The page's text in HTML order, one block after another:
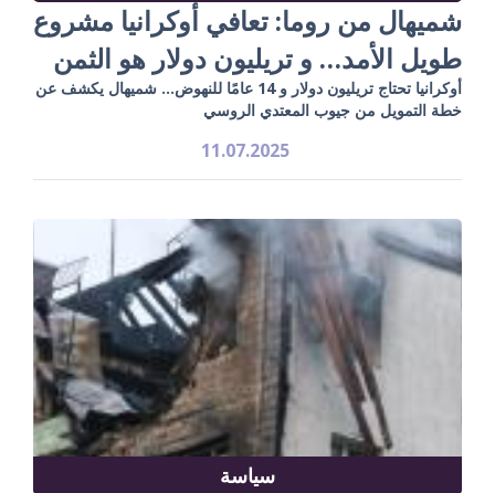
شميهال من روما: تعافي أوكرانيا مشروع
طويل الأمد… و تريليون دولار هو الثمن
أوكرانيا تحتاج تريليون دولار و 14 عامًا للنهوض… شميهال يكشف عن
خطة التمويل من جيوب المعتدي الروسي
11.07.2025
سياسة